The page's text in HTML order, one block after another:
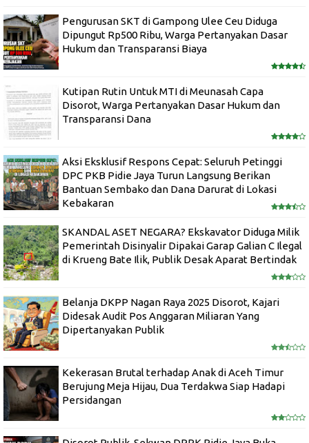
Pengurusan SKT di Gampong Ulee Ceu Diduga
Dipungut Rp500 Ribu, Warga Pertanyakan Dasar
Hukum dan Transparansi Biaya
Kutipan Rutin Untuk MTI di Meunasah Capa
Disorot, Warga Pertanyakan Dasar Hukum dan
Transparansi Dana
Aksi Eksklusif Respons Cepat: Seluruh Petinggi
DPC PKB Pidie Jaya Turun Langsung Berikan
Bantuan Sembako dan Dana Darurat di Lokasi
Kebakaran
SKANDAL ASET NEGARA? Ekskavator Diduga Milik
Pemerintah Disinyalir Dipakai Garap Galian C Ilegal
di Krueng Bate Ilik, Publik Desak Aparat Bertindak
Belanja DKPP Nagan Raya 2025 Disorot, Kajari
Didesak Audit Pos Anggaran Miliaran Yang
Dipertanyakan Publik
Kekerasan Brutal terhadap Anak di Aceh Timur
Berujung Meja Hijau, Dua Terdakwa Siap Hadapi
Persidangan